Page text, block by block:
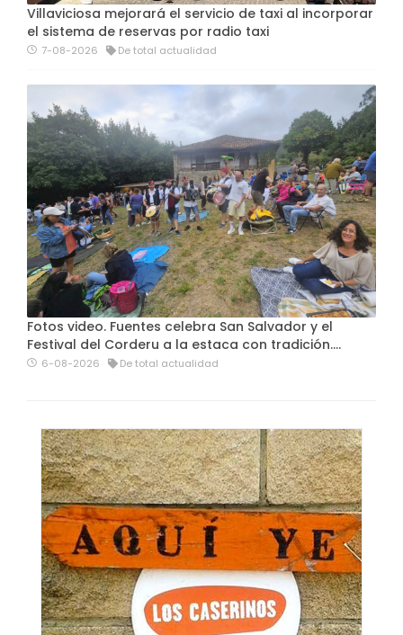
Villaviciosa mejorará el servicio de taxi al incorporar
el sistema de reservas por radio taxi
7-08-2026 De total actualidad
Fotos video. Fuentes celebra San Salvador y el
Festival del Corderu a la estaca con tradición....
6-08-2026 De total actualidad